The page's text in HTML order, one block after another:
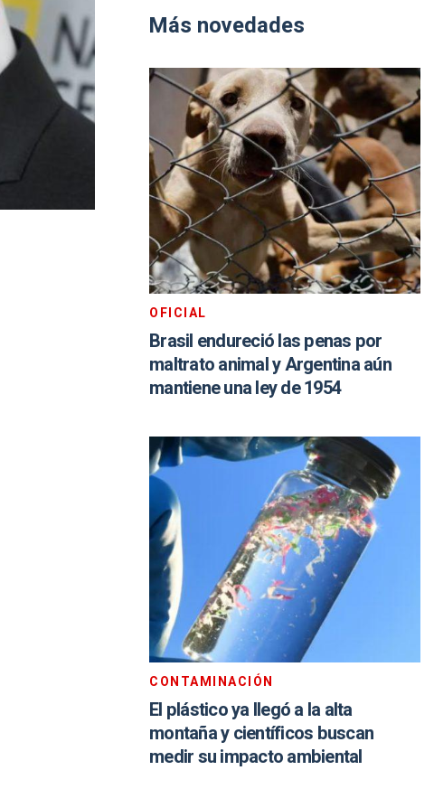
Más novedades
OFICIAL
Brasil endureció las penas por
maltrato animal y Argentina aún
mantiene una ley de 1954
CONTAMINACIÓN
El plástico ya llegó a la alta
montaña y científicos buscan
medir su impacto ambiental